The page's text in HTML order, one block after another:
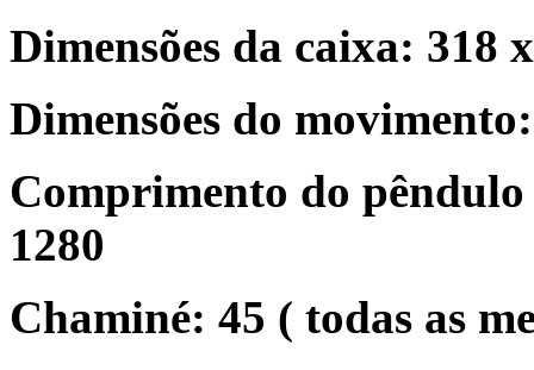
Dimensões da caixa: 318
Dimensões do
Comprimento do
1280
Chaminé: 45 ( todas as